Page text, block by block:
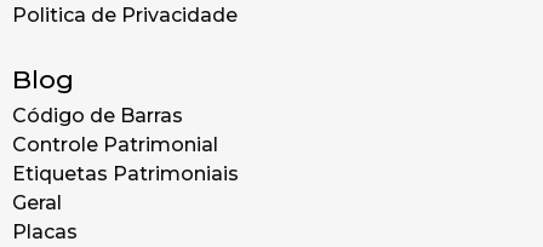
Politica de Privacidade
Blog
Código de Barras
Controle Patrimonial
Etiquetas Patrimoniais
Geral
Placas